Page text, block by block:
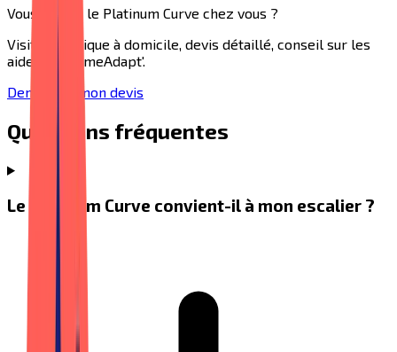
Vous voulez le Platinum Curve chez vous ?
Visite technique à domicile, devis détaillé, conseil sur les
aides MaPrimeAdapt'.
Demander mon devis
Questions fréquentes
Le Platinum Curve convient-il à mon escalier ?